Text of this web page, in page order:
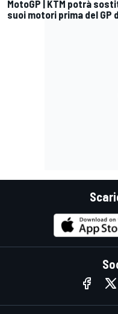
MotoGP | KTM potrà
suoi motori prima del GP